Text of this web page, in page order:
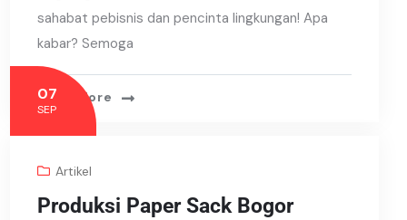
sahabat pebisnis dan pencinta lingkungan! Apa
kabar? Semoga
Read More
07
SEP
Artikel
Produksi Paper Sack Bogor